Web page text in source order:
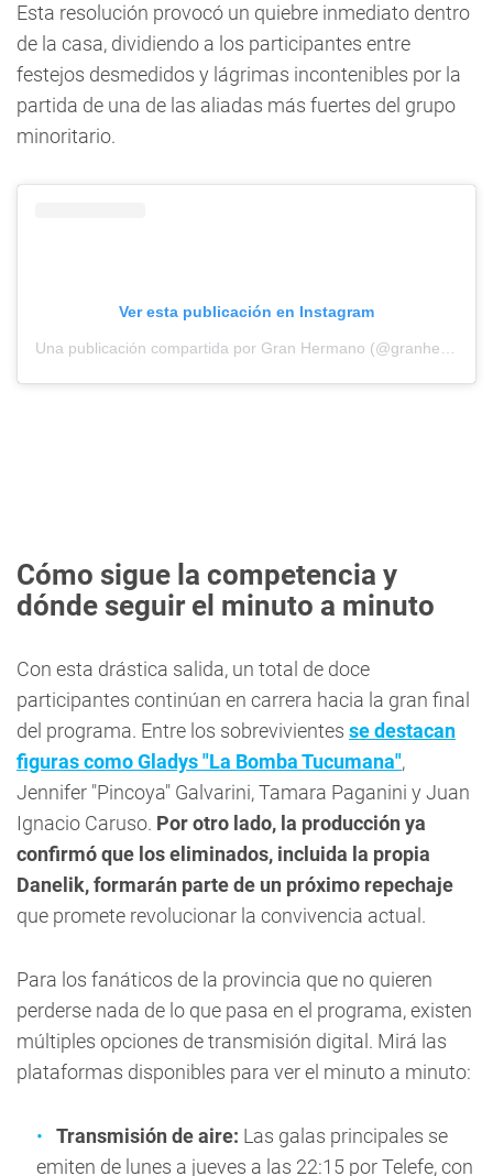
Esta resolución provocó un quiebre inmediato dentro
de la casa, dividiendo a los participantes entre
festejos desmedidos y lágrimas incontenibles por la
partida de una de las aliadas más fuertes del grupo
minoritario.
Ver esta publicación en Instagram
Cómo sigue la competencia y
dónde seguir el minuto a minuto
Con esta drástica salida, un total de doce
participantes continúan en carrera hacia la gran final
del programa. Entre los sobrevivientes se destacan
figuras como Gladys "La Bomba Tucumana",
Jennifer "Pincoya" Galvarini, Tamara Paganini y Juan
Ignacio Caruso. Por otro lado, la producción ya
confirmó que los eliminados, incluida la propia
Danelik, formarán parte de un próximo repechaje
que promete revolucionar la convivencia actual.
Para los fanáticos de la provincia que no quieren
perderse nada de lo que pasa en el programa, existen
múltiples opciones de transmisión digital. Mirá las
plataformas disponibles para ver el minuto a minuto:
Transmisión de aire: Las galas principales se
emiten de lunes a jueves a las 22:15 por Telefe, con